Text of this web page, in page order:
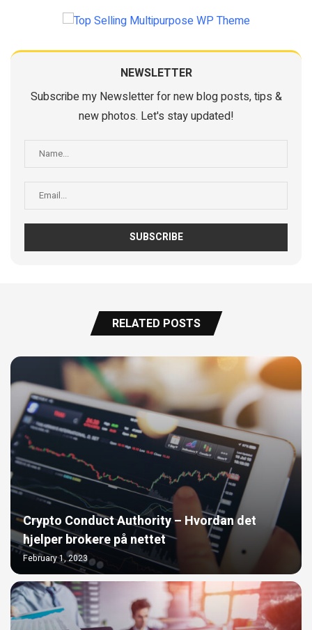
NEWSLETTER
Subscribe my Newsletter for new blog posts, tips &
new photos. Let's stay updated!
RELATED POSTS
Crypto Conduct Authority – Hvordan det
hjelper brokere på nettet
February 1, 2023